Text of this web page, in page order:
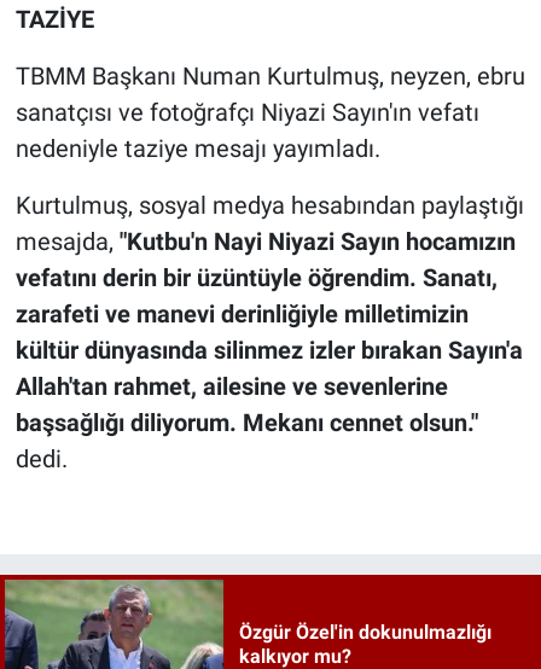
TAZİYE
TBMM Başkanı Numan Kurtulmuş, neyzen, ebru
sanatçısı ve fotoğrafçı Niyazi Sayın'ın vefatı
nedeniyle taziye mesajı yayımladı.
Kurtulmuş, sosyal medya hesabından paylaştığı
mesajda, "Kutbu'n Nayi Niyazi Sayın hocamızın
vefatını derin bir üzüntüyle öğrendim. Sanatı,
zarafeti ve manevi derinliğiyle milletimizin
kültür dünyasında silinmez izler bırakan Sayın'a
Allah'tan rahmet, ailesine ve sevenlerine
başsağlığı diliyorum. Mekanı cennet olsun."
dedi.
Özgür Özel'in dokunulmazlığı
kalkıyor mu?